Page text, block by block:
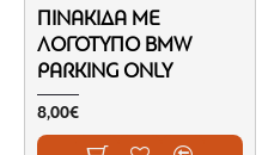
ΠΙΝΑΚΊΔΑ ΜΕ
ΛΟΓΌΤΥΠΟ BMW
PARKING ONLY
8,00€